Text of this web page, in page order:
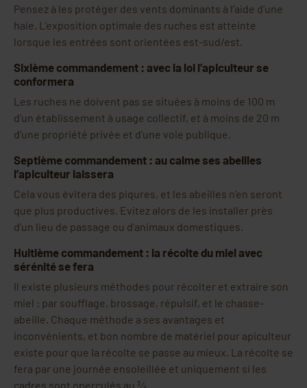
Pensez à les protéger des vents dominants à l’aide d’une
haie. L’exposition optimale des ruches est atteinte
lorsque les entrées sont orientées est-sud/est.
Sixième commandement : avec la loi l’apiculteur se
conformera
Les ruches ne doivent pas se situées à moins de 100 m
d’un établissement à usage collectif, et à moins de 20 m
d’une propriété privée et d’une voie publique.
Septième commandement : au calme ses abeilles
l’apiculteur laissera
Cela vous évitera des piqures, et les abeilles n’en seront
que plus productives. Evitez alors de les installer près
d’un lieu de passage ou d’animaux domestiques.
Huitième commandement : la récolte du miel avec
sérénité se fera
Il existe plusieurs méthodes pour récolter et extraire son
miel : par soufflage, brossage, répulsif, et le chasse-
abeille. Chaque méthode a ses avantages et
inconvénients, et bon nombre de matériel pour apiculteur
existe pour que la récolte se passe au mieux. La récolte se
fera par une journée ensoleillée et uniquement si les
cadres sont operculés au ¾.